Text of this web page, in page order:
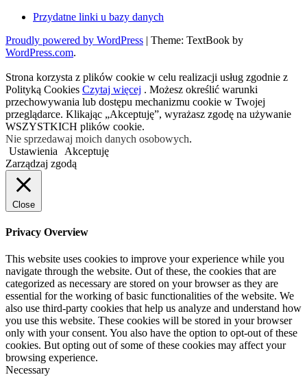
Przydatne linki u bazy danych
Proudly powered by WordPress | Theme: TextBook by
WordPress.com.
Strona korzysta z plików cookie w celu realizacji usług zgodnie z
Polityką Cookies Czytaj więcej . Możesz określić warunki
przechowywania lub dostępu mechanizmu cookie w Twojej
przeglądarce. Klikając „Akceptuję”, wyrażasz zgodę na używanie
WSZYSTKICH plików cookie.
Nie sprzedawaj moich danych osobowych.
Ustawienia
Akceptuję
Zarządzaj zgodą
Close
Privacy Overview
This website uses cookies to improve your experience while you
navigate through the website. Out of these, the cookies that are
categorized as necessary are stored on your browser as they are
essential for the working of basic functionalities of the website. We
also use third-party cookies that help us analyze and understand how
you use this website. These cookies will be stored in your browser
only with your consent. You also have the option to opt-out of these
cookies. But opting out of some of these cookies may affect your
browsing experience.
Necessary